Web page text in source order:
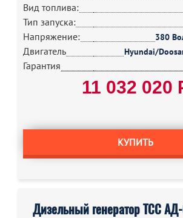
Вид топлива:
Тип запуска:
Напряжение: 380
Двигатель Hyundai/
Гарантия
11 032 020
КУПИТЬ
Дизельный генератор ТСС